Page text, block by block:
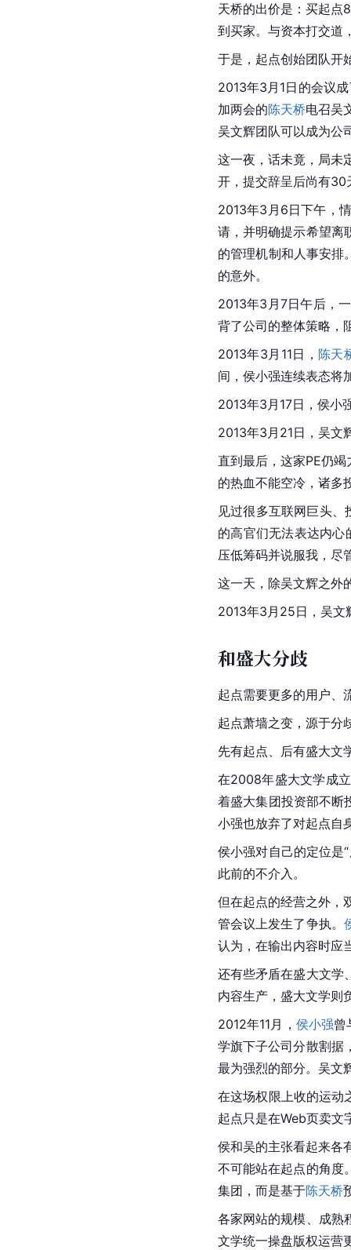
天桥的出价是：买起点
到买家。与资本打交道
于是，起点创始团队开
2013年3月1日的会议
加两会的陈天桥电召吴
吴文辉团队可以成为公
这一夜，话未竟，局未
开，提交辞呈后尚有30
2013年3月6日下午，
请，并明确提示希望离
的管理机制和人事安排
的意外。
2013年3月7日午后，
背了公司的整体策略，
2013年3月11日， 陈天
间，侯小强连续表态将
2013年3月17日，侯小
2013年3月21日，吴文
直到最后，这家PE仍
的热血不能空冷，诸多
见过很多互联网巨头
的高官们无法表达内心
压低筹码并说服我，尽
这一天，除吴文辉之外
2013年3月25日，吴文
和盛大分歧
起点需要更多的用户、
起点萧墙之变，源于分
先有起点、后有盛大文
在2008年盛大文学成
着盛大集团投资部不断
小强也放弃了对起点自
侯小强对自己的定位是
此前的不介入。
但在起点的经营之外，
管会议上发生了争执。
认为，在输出内容时应
还有些矛盾在盛大文学
内容生产，盛大文学则
2012年11月， 侯小强曾
学旗下子公司分散割据
最为强烈的部分。吴文
在这场权限上收的运动
起点只是在Web页卖文
侯和吴的主张看起来各
不可能站在起点的角度
集团，而是基于陈天桥
各家网站的规模、成熟
文学统一操盘版权运营